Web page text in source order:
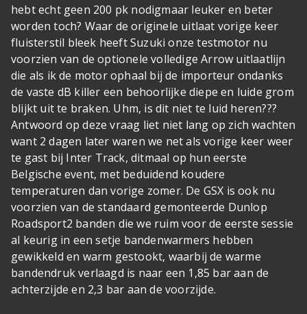
hebt echt geen 200 pk nodigmaar leuker en beter
worden toch? Waar de originele uitlaat vorige keer
fluisterstil bleek heeft Suzuki onze testmotor nu
voorzien van de optionele volledige Arrow uitlaatlijn
die als ik de motor ophaal bij de importeur ondanks
de vaste dB killer een behoorlijke diepe en luide grom
blijkt uit te braken. Uhm, is dit niet te luid heren???
Antwoord op deze vraag liet niet lang op zich wachten
want 2 dagen later waren we net als vorige keer weer
te gast bij Inter Track, ditmaal op hun eerste
Belgische event, met beduidend koudere
temperaturen dan vorige zomer. De GSX is ook nu
voorzien van de standaard gemonteerde Dunlop
Roadsport2 banden die we ruim voor de eerste sessie
al keurig in een setje bandenwarmers hebben
gewikkeld en warm gestookt, waarbij de warme
bandendruk verlaagd is naar een 1,85 bar aan de
achterzijde en 2,3 bar aan de voorzijde.